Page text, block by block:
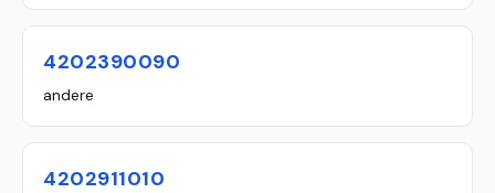
4202390090
andere
4202911010